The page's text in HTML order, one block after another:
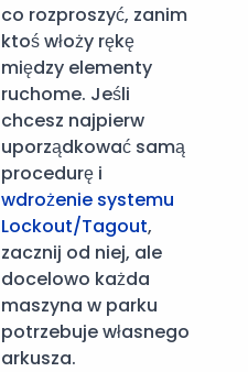
co rozproszyć, zanim
ktoś włoży rękę
między elementy
ruchome. Jeśli
chcesz najpierw
uporządkować samą
procedurę i
wdrożenie systemu
Lockout/Tagout,
zacznij od niej, ale
docelowo każda
maszyna w parku
potrzebuje własnego
arkusza.